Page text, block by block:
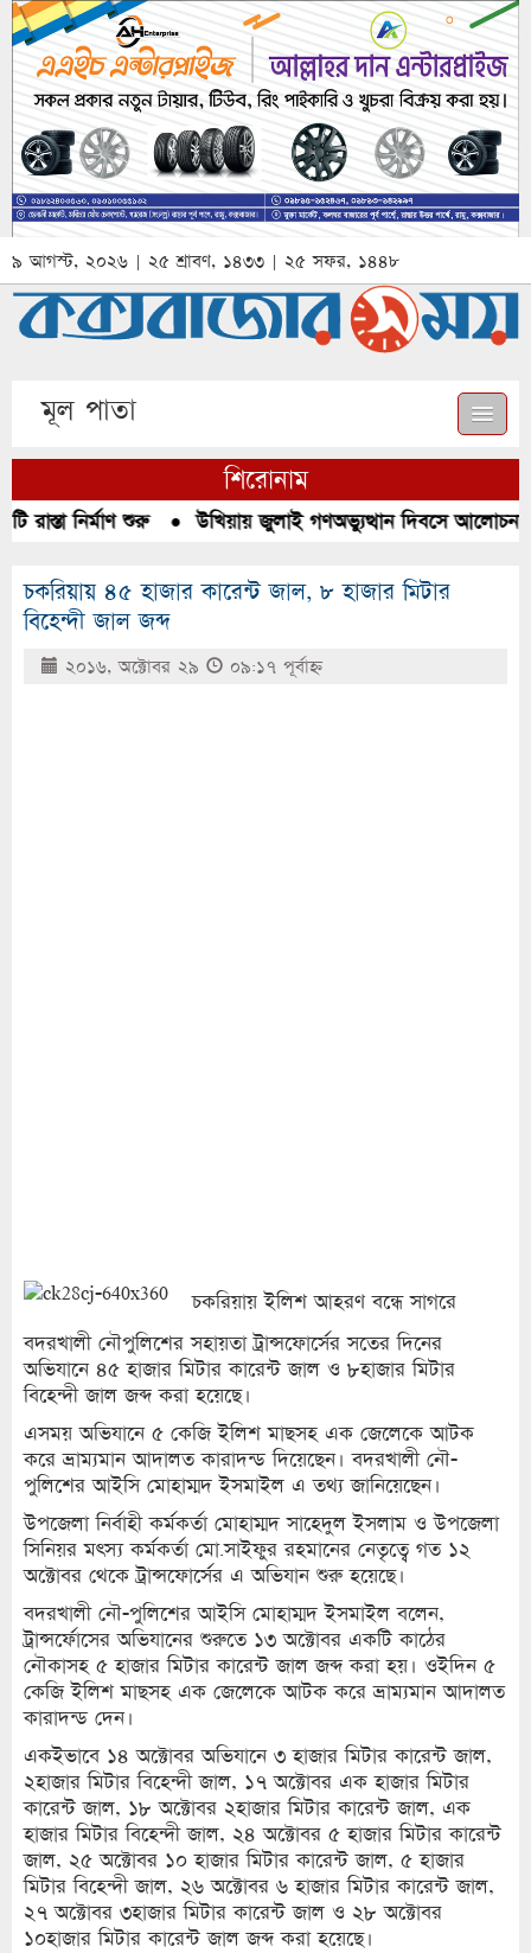
৯ আগস্ট, ২০২৬ | ২৫ শ্রাবণ, ১৪৩৩ | ২৫ সফর, ১৪৪৮
মূল পাতা
শিরোনাম
নির্মাণ শুরু●উখিয়ায় জুলাই গণঅভ্যুত্থান দিবসে আলোচনা,
চকরিয়ায় ৪৫ হাজার কারেন্ট জাল, ৮ হাজার মিটার
বিহেন্দী জাল জব্দ
২০১৬, অক্টোবর ২৯ ০৯:১৭ পূর্বাহ্ণ
চকরিয়ায় ইলিশ আহরণ বন্ধে সাগরে
বদরখালী নৌপুলিশের সহায়তা ট্রান্সফোর্সের সতের দিনের
অভিযানে ৪৫ হাজার মিটার কারেন্ট জাল ও ৮হাজার মিটার
বিহেন্দী জাল জব্দ করা হয়েছে।
এসময় অভিযানে ৫ কেজি ইলিশ মাছসহ এক জেলেকে আটক
করে ভ্রাম্যমান আদালত কারাদন্ড দিয়েছেন। বদরখালী নৌ-
পুলিশের আইসি মোহাম্মদ ইসমাইল এ তথ্য জানিয়েছেন।
উপজেলা নির্বাহী কর্মকর্তা মোহাম্মদ সাহেদুল ইসলাম ও উপজেলা
সিনিয়র মৎস্য কর্মকর্তা মো.সাইফুর রহমানের নেতৃত্বে গত ১২
অক্টোবর থেকে ট্রান্সফোর্সের এ অভিযান শুরু হয়েছে।
বদরখালী নৌ-পুলিশের আইসি মোহাম্মদ ইসমাইল বলেন,
ট্রান্সর্ফোসের অভিযানের শুরুতে ১৩ অক্টোবর একটি কাঠের
নৌকাসহ ৫ হাজার মিটার কারেন্ট জাল জব্দ করা হয়। ওইদিন ৫
কেজি ইলিশ মাছসহ এক জেলেকে আটক করে ভ্রাম্যমান আদালত
কারাদন্ড দেন।
একইভাবে ১৪ অক্টোবর অভিযানে ৩ হাজার মিটার কারেন্ট জাল,
২হাজার মিটার বিহেন্দী জাল, ১৭ অক্টোবর এক হাজার মিটার
কারেন্ট জাল, ১৮ অক্টোবর ২হাজার মিটার কারেন্ট জাল, এক
হাজার মিটার বিহেন্দী জাল, ২৪ অক্টোবর ৫ হাজার মিটার কারেন্ট
জাল, ২৫ অক্টোবর ১০ হাজার মিটার কারেন্ট জাল, ৫ হাজার
মিটার বিহেন্দী জাল, ২৬ অক্টোবর ৬ হাজার মিটার কারেন্ট জাল,
২৭ অক্টোবর ৩হাজার মিটার কারেন্ট জাল ও ২৮ অক্টোবর
১০হাজার মিটার কারেন্ট জাল জব্দ করা হয়েছে।